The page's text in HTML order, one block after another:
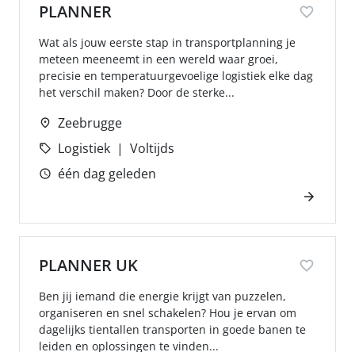
PLANNER
Wat als jouw eerste stap in transportplanning je
meteen meeneemt in een wereld waar groei,
precisie en temperatuurgevoelige logistiek elke dag
het verschil maken? Door de sterke...
Zeebrugge
Logistiek
Voltijds
één dag geleden
PLANNER UK
Ben jij iemand die energie krijgt van puzzelen,
organiseren en snel schakelen? Hou je ervan om
dagelijks tientallen transporten in goede banen te
leiden en oplossingen te vinden...